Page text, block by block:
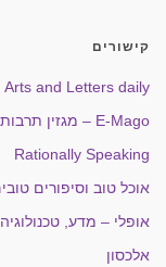
קישורים
Arts and Letters daily
E-Mago – מגזין תרבות ותוכן
Rationally Speaking
אוכל טוב וסיפורים
אופלי – מדע, טכנולוגיה
אלכסון